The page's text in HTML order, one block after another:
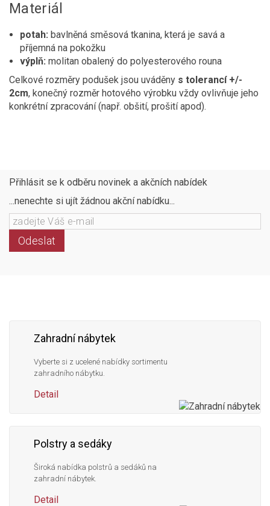
Materiál
potah: bavlněná směsová tkanina, která je savá a
příjemná na pokožku
výplň: molitan obalený do polyesterového rouna
Celkové rozměry podušek jsou uváděny s tolerancí +/-
2cm, konečný rozměr hotového výrobku vždy ovlivňuje jeho
konkrétní zpracování (např. obšití, prošití apod).
Přihlásit se k odběru novinek a akčních nabídek
...nenechte si ujít žádnou akční nabídku...
Odeslat
Zahradní nábytek
Vyberte si z ucelené nabídky sortimentu
zahradního nábytku.
Detail
Polstry a sedáky
Široká nabídka polstrů a sedáků na
zahradní nábytek.
Detail